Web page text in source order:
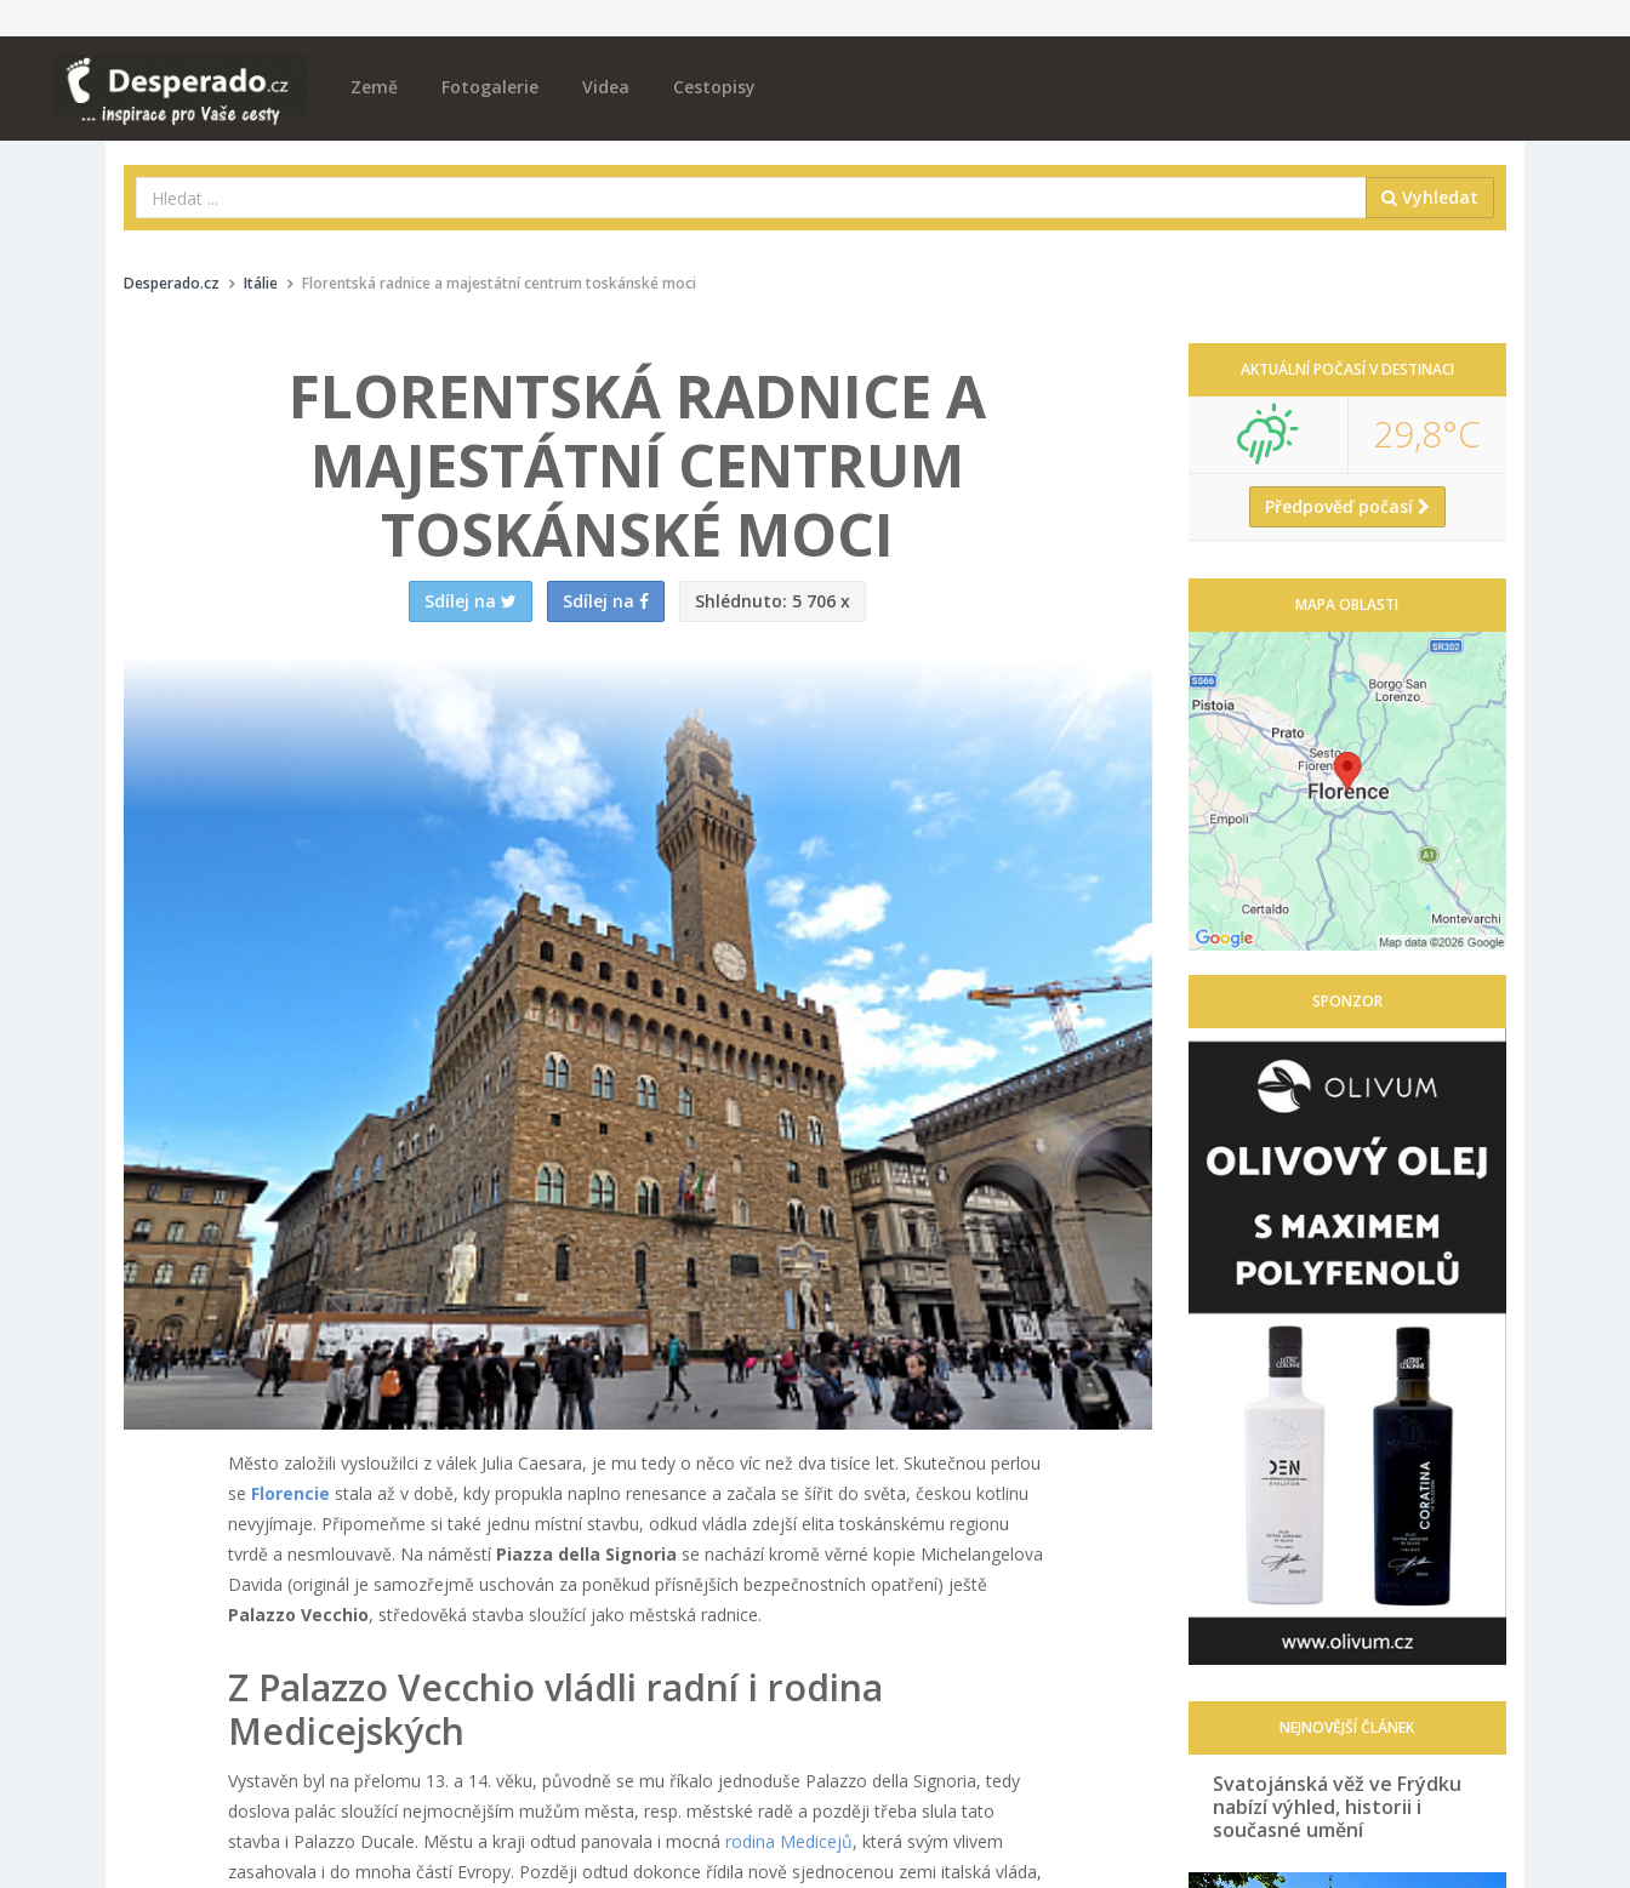
Země Fotogalerie Videa Cestopisy
Vyhledat
Desperado.cz Itálie Florentská radnice a majestátní centrum toskánské moci
FLORENTSKÁ RADNICE A
MAJESTÁTNÍ CENTRUM
TOSKÁNSKÉ MOCI
Sdílej na Sdílej na Shlédnuto: 5 706 x
Město založili vysloužilci z válek Julia Caesara, je mu tedy o něco víc než dva tisíce let. Skutečnou perlou
se Florencie stala až v době, kdy propukla naplno renesance a začala se šířit do světa, českou kotlinu
nevyjímaje. Připomeňme si také jednu místní stavbu, odkud vládla zdejší elita toskánskému regionu
tvrdě a nesmlouvavě. Na náměstí Piazza della Signoria se nachází kromě věrné kopie Michelangelova
Davida (originál je samozřejmě uschován za poněkud přísnějších bezpečnostních opatření) ještě
Palazzo Vecchio, středověká stavba sloužící jako městská radnice.
Z Palazzo Vecchio vládli radní i rodina
Medicejských
Vystavěn byl na přelomu 13. a 14. věku, původně se mu říkalo jednoduše Palazzo della Signoria, tedy
doslova palác sloužící nejmocnějším mužům města, resp. městské radě a později třeba slula tato
stavba i Palazzo Ducale. Městu a kraji odtud panovala i mocná rodina Medicejů, která svým vlivem
zasahovala i do mnoha částí Evropy. Později odtud dokonce řídila nově sjednocenou zemi italská vláda,
AKTUÁLNÍ POČASÍ V DESTINACI
29,8°C
Předpověď počasí
MAPA OBLASTI
SPONZOR
NEJNOVĚJŠÍ ČLÁNEK
Svatojánská věž ve Frýdku
nabízí výhled, historii i
současné umění